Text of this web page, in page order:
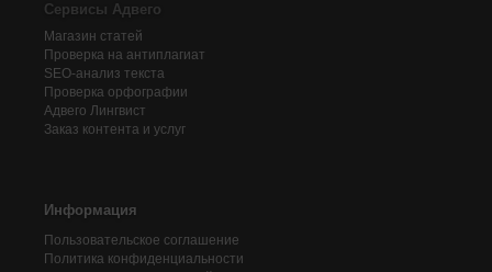
Сервисы Адвего
Магазин статей
Проверка на антиплагиат
SEO-анализ текста
Проверка орфографии
Адвего Лингвист
Заказ контента и услуг
Информация
Пользовательское соглашение
Политика конфиденциальности